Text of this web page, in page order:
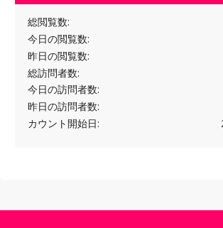
総閲覧数:
今日の閲覧数:
昨日の閲覧数:
総訪問者数:
今日の訪問者数:
昨日の訪問者数:
カウント開始日: